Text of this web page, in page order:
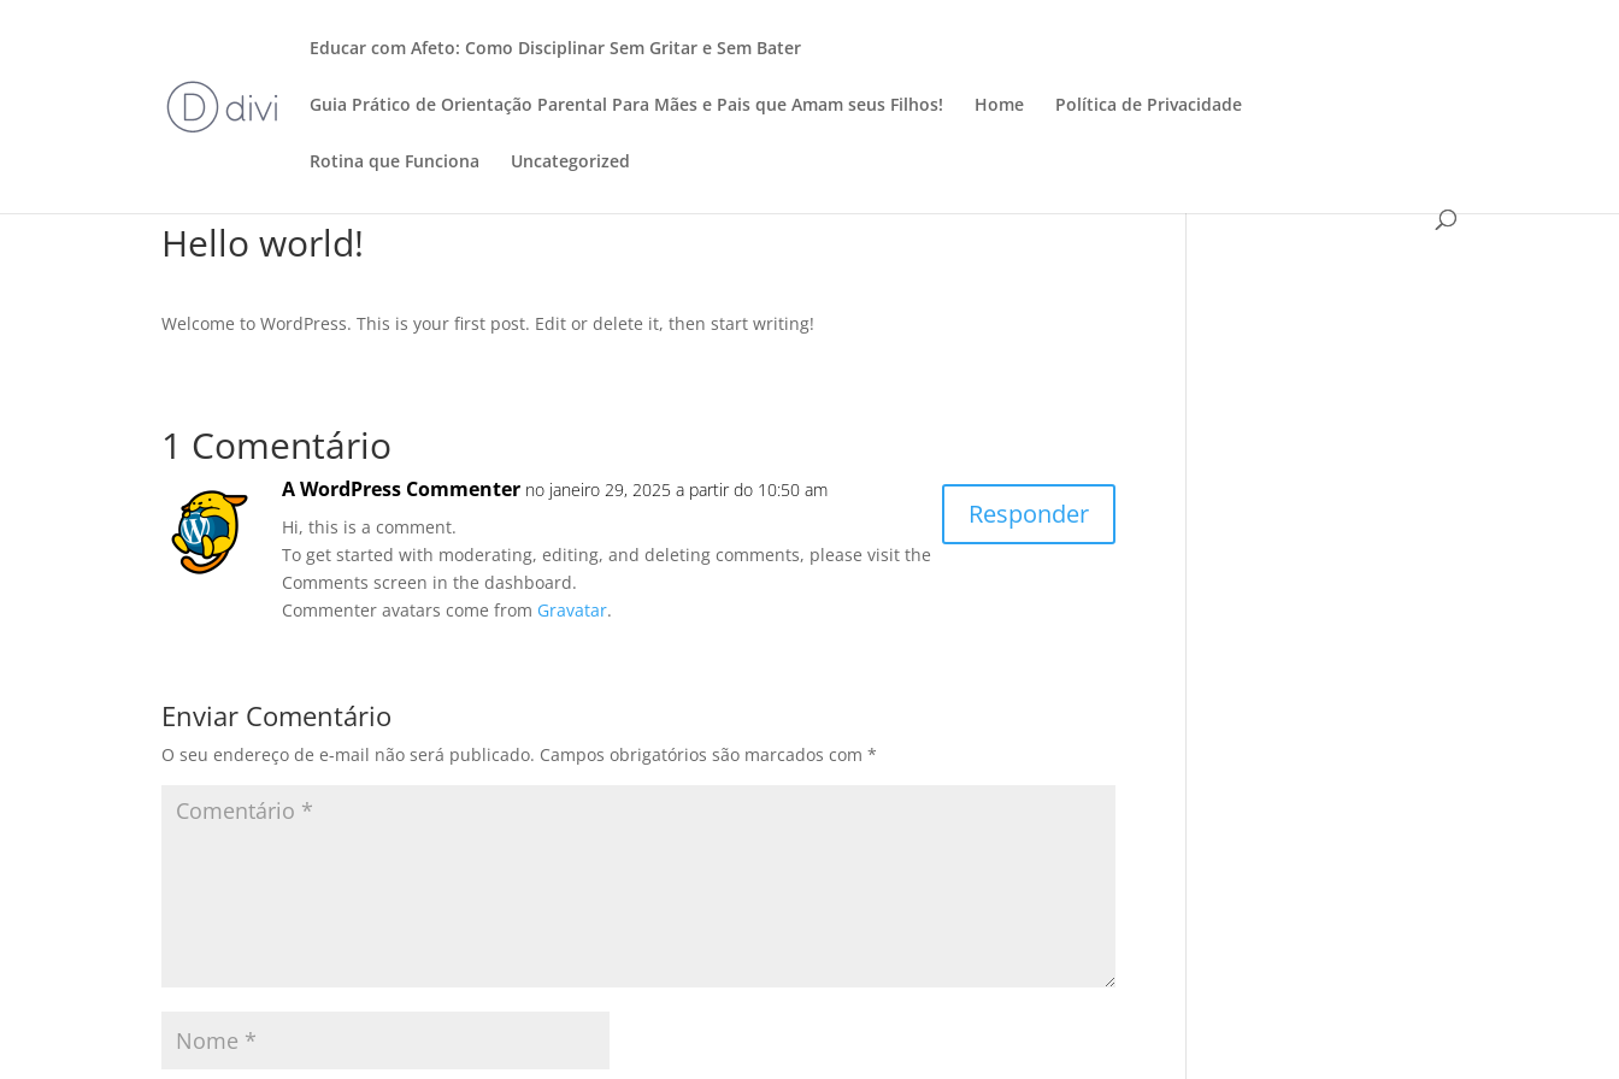
Educar com Afeto: Como Disciplinar Sem Gritar e Sem Bater
Guia Prático de Orientação Parental Para Mães e Pais que Amam seus Filhos! Home Política de Privacidade
Rotina que Funciona Uncategorized
Hello world!
Welcome to WordPress. This is your first post. Edit or delete it, then start writing!
1 Comentário
A WordPress Commenter no janeiro 29, 2025 a partir do 10:50 am
Hi, this is a comment.
To get started with moderating, editing, and deleting comments, please visit the
Comments screen in the dashboard.
Commenter avatars come from Gravatar.
Responder
Enviar Comentário
O seu endereço de e-mail não será publicado. Campos obrigatórios são marcados com*